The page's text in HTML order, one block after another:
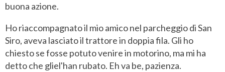
buona azione.
Ho riaccompagnato il mio amico nel parcheggio di San
Siro, aveva lasciato il trattore in doppia fila. Gli ho
chiesto se fosse potuto venire in motorino, ma mi ha
detto che gliel'han rubato. Eh va be, pazienza.